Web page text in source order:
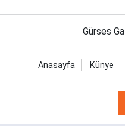
Gürses
Anasayfa Künye